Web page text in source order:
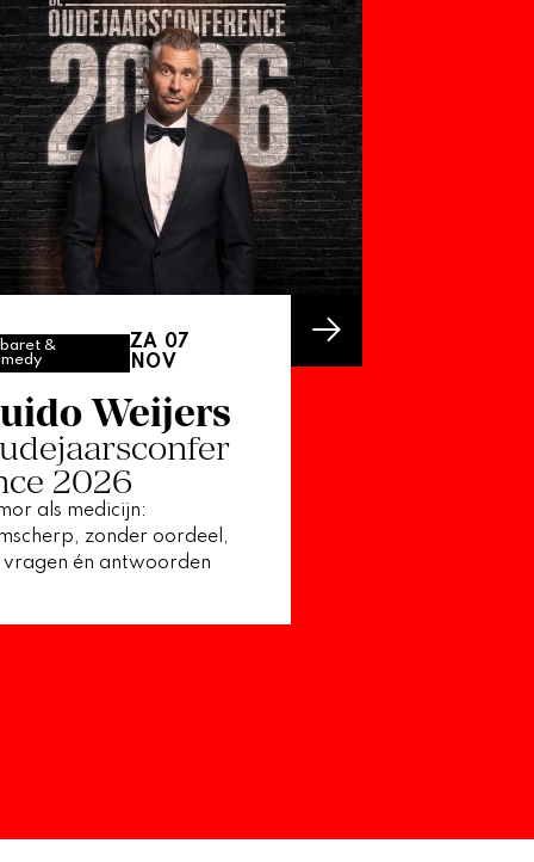
&
ZA 07
NOV
Weijers
2026
als medicijn:
zonder oordeel,
vragen én antwoorden